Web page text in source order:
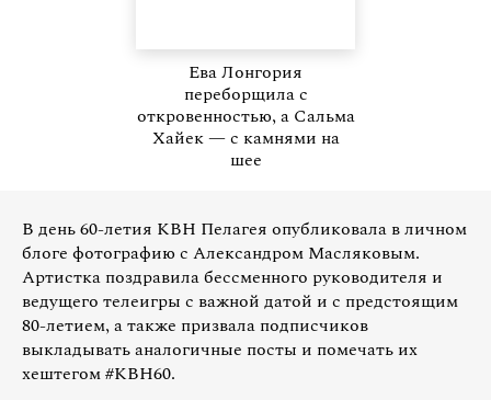
Ева Лонгория
переборщила с
откровенностью, а Сальма
Хайек — с камнями на
шее
В день 60-летия КВН Пелагея опубликовала в личном
блоге фотографию с Александром Масляковым.
Артистка поздравила бессменного руководителя и
ведущего телеигры с важной датой и с предстоящим
80-летием, а также призвала подписчиков
выкладывать аналогичные посты и помечать их
хештегом #КВН60.